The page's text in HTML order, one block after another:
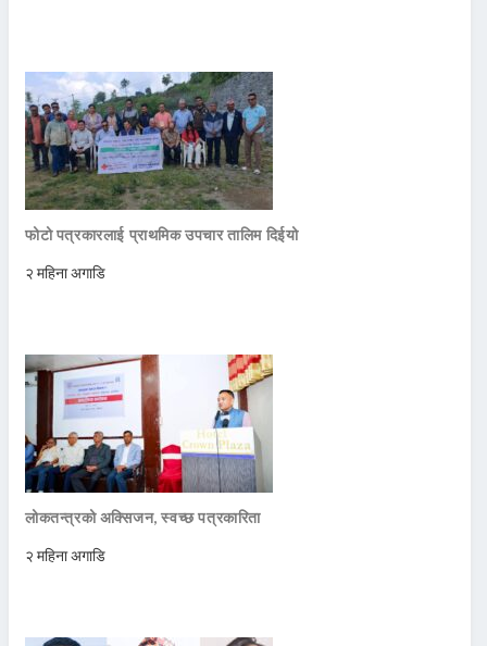
फोटो पत्रकारलाई प्राथमिक उपचार तालिम दिईयो
२ महिना अगाडि
लोकतन्त्रको अक्सिजन, स्वच्छ पत्रकारिता
२ महिना अगाडि